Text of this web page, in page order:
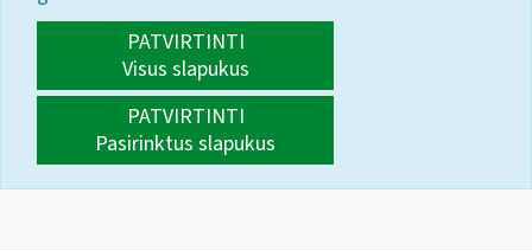
PATVIRTINTI
Visus slapukus
PATVIRTINTI
Pasirinktus slapukus